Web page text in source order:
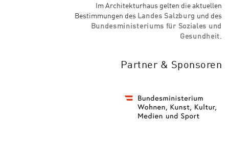
Im Architekturhaus gelten die aktuellen
Bestimmungen des Landes Salzburg und des
Bundesministeriums für Soziales und
Gesundheit.
Partner & Sponsoren